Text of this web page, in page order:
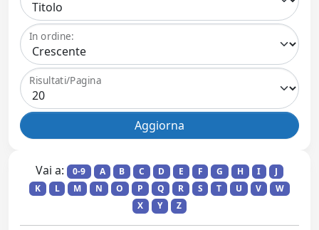
In ordine:
Risultati/Pagina
Vai a: 0-9 A B C D E F G H I
J
K
L M N O P Q R S T U V
W
X
Y Z